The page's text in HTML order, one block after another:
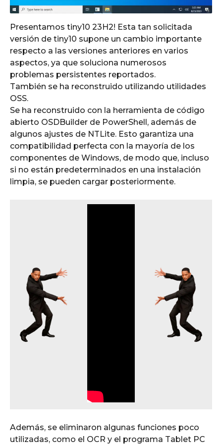
Presentamos tiny10 23H2! Esta tan solicitada
versión de tiny10 supone un cambio importante
respecto a las versiones anteriores en varios
aspectos, ya que soluciona numerosos
problemas persistentes reportados.
También se ha reconstruido utilizando utilidades
OSS.
Se ha reconstruido con la herramienta de código
abierto OSDBuilder de PowerShell, además de
algunos ajustes de NTLite. Esto garantiza una
compatibilidad perfecta con la mayoría de los
componentes de Windows, de modo que, incluso
si no están predeterminados en una instalación
limpia, se pueden cargar posteriormente.
Además, se eliminaron algunas funciones poco
utilizadas, como el OCR y el programa Tablet PC